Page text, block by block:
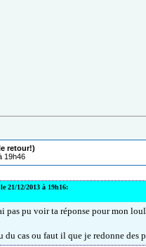
retour!)
19h46
21/12/2013 à 19h16:
pas pu voir ta réponse pour mon
du cas ou faut il que je redonne des